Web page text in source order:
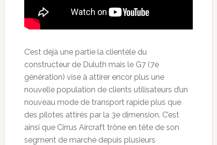
C’est déjà une partie la clientèle du
constructeur de Duluth mais le G7 (7e
génération) vise à attirer encor plus une
nouvelle population de clients utilisateurs d’un
nouveau mode de transport rapide plus que
des pilotes attirés par la 3e dimension. C’est
ainsi que Cirrus Aircraft trône en tête de son
segment de marché depuis plusieurs